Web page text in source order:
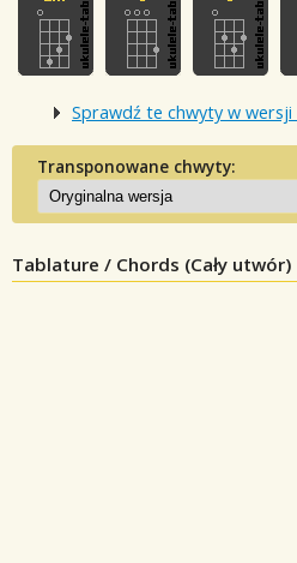
Sprawdź te chwyty w
Transponowane chwyty:
Tablature / Chords (Cały utwór)